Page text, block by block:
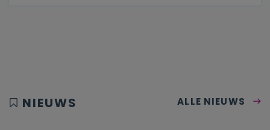
NIEUWS ALLE NIEUWS